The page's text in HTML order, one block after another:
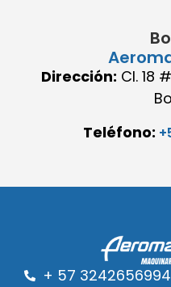
Dirección: Cl. 18
Teléfono:
+ 57 3242656994